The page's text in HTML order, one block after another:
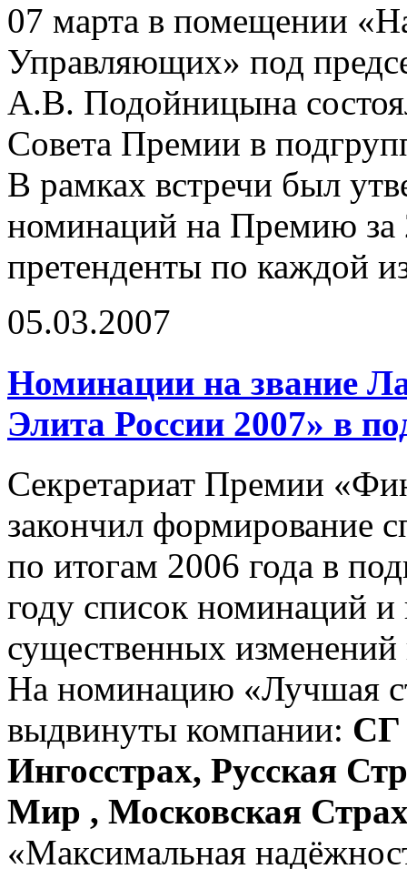
07 марта в помещении
Управляющих» под
А.В. Подойницына
Совета Премии в
В рамках встречи был
номинаций на Премию за
претенденты по каждой
05.03.2007
Номинации на звание
Элита России 2007» в
Секретариат Премии
закончил формирование
по итогам 2006 года в
году список номинаций
существенных изменений
На номинацию «Лучшая
выдвинуты компании: СГ
Ингосстрах, Русская
Мир , Московская
«Максимальная